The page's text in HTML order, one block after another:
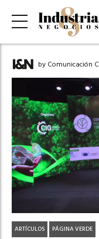
by Comunicación
ARTÍCULOS PÁGINA VERDE